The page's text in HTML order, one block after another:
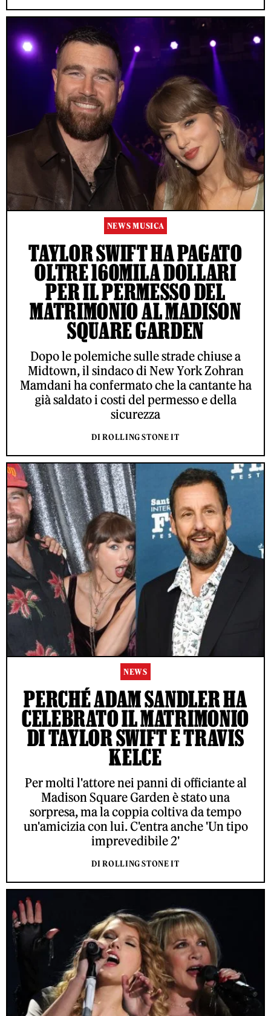
NEWS MUSICA
TAYLOR SWIFT HA PAGATO
OLTRE 160MILA DOLLARI
PER IL PERMESSO DEL
MATRIMONIO AL MADISON
SQUARE GARDEN
Dopo le polemiche sulle strade chiuse a
Midtown, il sindaco di New York Zohran
Mamdani ha confermato che la cantante ha
già saldato i costi del permesso e della
sicurezza
DI ROLLING STONE IT
NEWS
PERCHÉ ADAM SANDLER HA
CELEBRATO IL MATRIMONIO
DI TAYLOR SWIFT E TRAVIS
KELCE
Per molti l'attore nei panni di officiante al
Madison Square Garden è stato una
sorpresa, ma la coppia coltiva da tempo
un'amicizia con lui. C'entra anche 'Un tipo
imprevedibile 2'
DI ROLLING STONE IT